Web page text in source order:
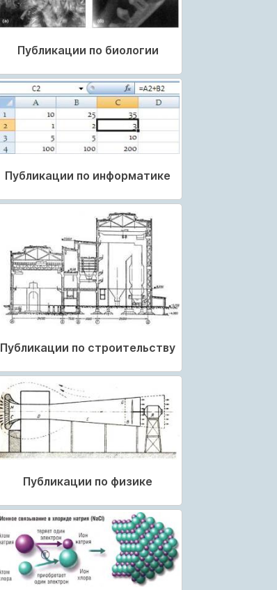
Публикации по биологии
Публикации по информатике
Публикации по строительству
Публикации по физике